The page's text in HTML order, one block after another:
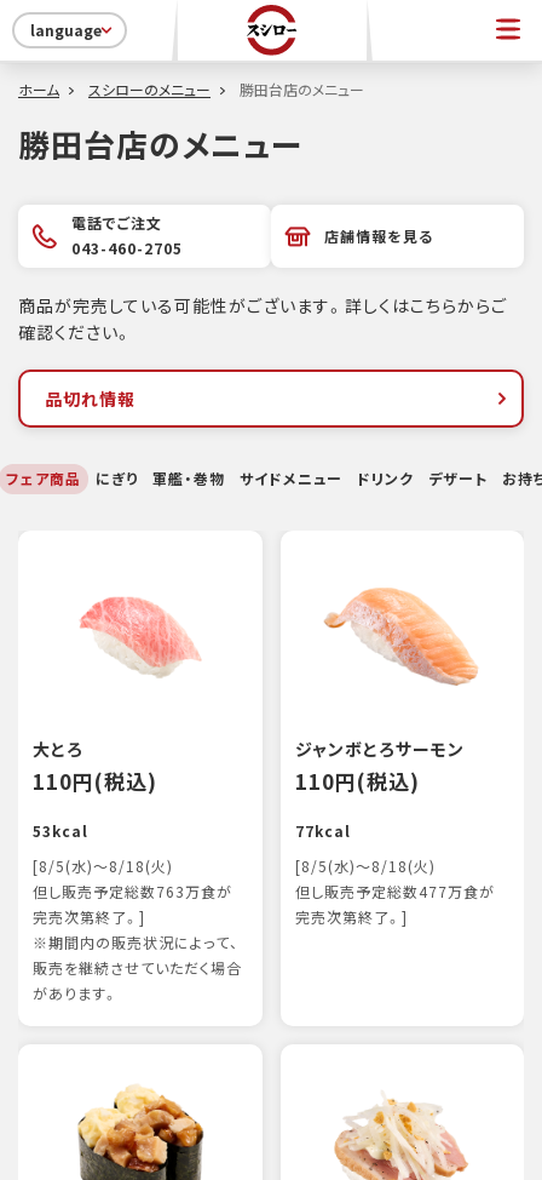
language
ホーム スシローのメニュー 勝田台店のメニュー
勝田台店のメニュー
電話でご注文
043-460-2705
店舗情報を見る
商品が完売している可能性がございます。詳しくはこちらからご
確認ください。
品切れ情報
フェア商品 にぎり 軍艦・巻物 サイドメニュー ドリンク デザート お持
大とろ
110円(税込)
53kcal
[8/5(水)～8/18(火)
但し販売予定総数763万食が
完売次第終了。]
※期間内の販売状況によって、
販売を継続させていただく場合
があります。
ジャンボとろサーモン
110円(税込)
77kcal
[8/5(水)～8/18(火)
但し販売予定総数477万食が
完売次第終了。]